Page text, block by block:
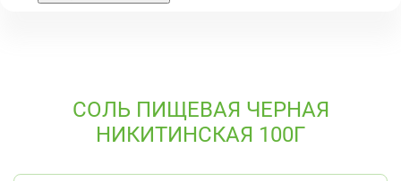
СОЛЬ ПИЩЕВАЯ ЧЕРНАЯ
НИКИТИНСКАЯ 100Г